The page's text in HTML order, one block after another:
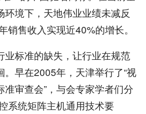
环境下，天地伟业业绩未减反
销售收入实现近40%的增长。
标准的缺失，让行业在规范
。早在2005年，天津举行了“视
审查会”，与会专家学者们分
系统矩阵主机通用技术要